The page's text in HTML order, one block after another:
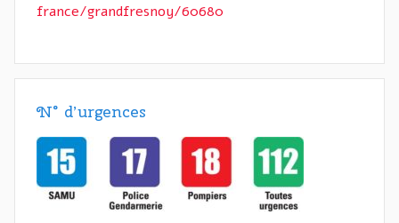
france/grandfresnoy/60680
N° d’urgences